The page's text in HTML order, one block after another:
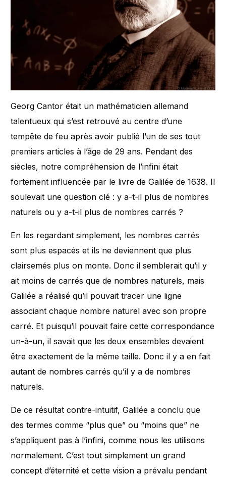
Georg Cantor était un mathématicien allemand
talentueux qui s’est retrouvé au centre d’une
tempête de feu après avoir publié l’un de ses tout
premiers articles à l’âge de 29 ans. Pendant des
siècles, notre compréhension de l’infini était
fortement influencée par le livre de Galilée de 1638. Il
soulevait une question clé : y a-t-il plus de nombres
naturels ou y a-t-il plus de nombres carrés ?
En les regardant simplement, les nombres carrés
sont plus espacés et ils ne deviennent que plus
clairsemés plus on monte. Donc il semblerait qu’il y
ait moins de carrés que de nombres naturels, mais
Galilée a réalisé qu’il pouvait tracer une ligne
associant chaque nombre naturel avec son propre
carré. Et puisqu’il pouvait faire cette correspondance
un-à-un, il savait que les deux ensembles devaient
être exactement de la même taille. Donc il y a en fait
autant de nombres carrés qu’il y a de nombres
naturels.
De ce résultat contre-intuitif, Galilée a conclu que
des termes comme “plus que” ou “moins que” ne
s’appliquent pas à l’infini, comme nous les utilisons
normalement. C’est tout simplement un grand
concept d’éternité et cette vision a prévalu pendant